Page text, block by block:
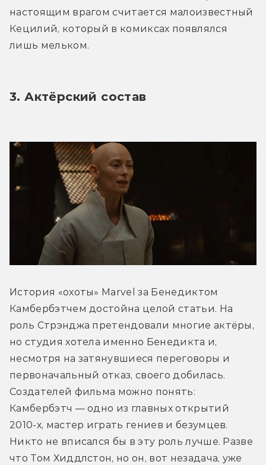
настоящим врагом считается малоизвестный
Кецилий, который в комиксах появлялся
лишь мельком.
3. Актёрский состав
История «охоты» Marvel за Бенедиктом
Камбербэтчем достойна целой статьи. На
роль Стрэнджа претендовали многие актёры,
но студия хотела именно Бенедикта и,
несмотря на затянувшиеся переговоры и
первоначальный отказ, своего добилась.
Создателей фильма можно понять:
Камбербэтч — одно из главных открытий
2010-х, мастер играть гениев и безумцев.
Никто не вписался бы в эту роль лучше. Разве
что Том Хиддлстон, но он, вот незадача, уже